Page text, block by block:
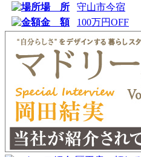
場 所
守山市今宿
金 額
100万円OFF